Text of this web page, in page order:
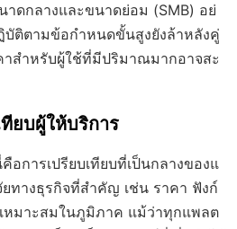
าดกลางและขนาดย่อม (SMB) อย่
บัติตามข้อกำหนดขั้นสูงยังล้าหลังคู่
าสำหรับผู้ใช้ที่มีปริมาณมากอาจสะ
ทียบผู้ให้บริการ
อการเปรียบเทียบที่เป็นกลางของแ
ทางธุรกิจที่สำคัญ เช่น ราคา ฟังก์
หมาะสมในภูมิภาค แม้ว่าทุกแพลต